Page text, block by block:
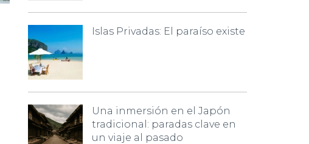
Islas Privadas: El paraíso existe
Una inmersión en el Japón
tradicional: paradas clave en
un viaje al pasado